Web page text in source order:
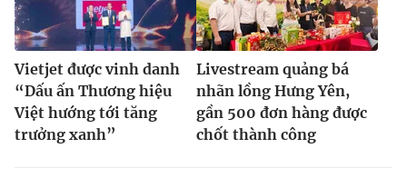
Vietjet được vinh danh
“Dấu ấn Thương hiệu
Việt hướng tới tăng
trưởng xanh”
Livestream quảng bá
nhãn lồng Hưng Yên,
gần 500 đơn hàng được
chốt thành công